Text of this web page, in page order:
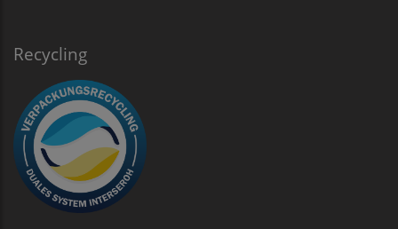
Recycling